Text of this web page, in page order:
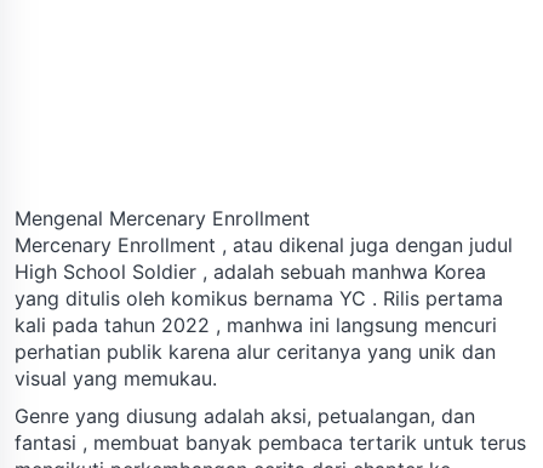
Mengenal Mercenary Enrollment
Mercenary Enrollment , atau dikenal juga dengan judul
High School Soldier , adalah sebuah manhwa Korea
yang ditulis oleh komikus bernama YC . Rilis pertama
kali pada tahun 2022 , manhwa ini langsung mencuri
perhatian publik karena alur ceritanya yang unik dan
visual yang memukau.
Genre yang diusung adalah aksi, petualangan, dan
fantasi , membuat banyak pembaca tertarik untuk terus